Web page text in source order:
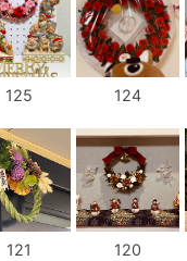
125 124
121 120